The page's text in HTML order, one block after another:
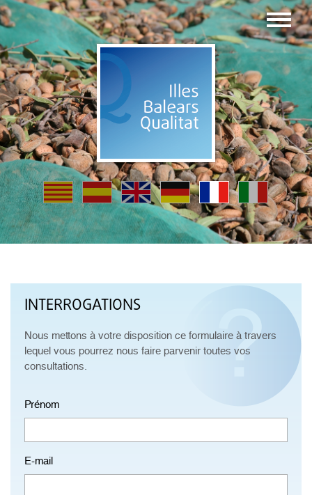
INTERROGATIONS
Nous mettons à votre disposition ce formulaire à travers
lequel vous pourrez nous faire parvenir toutes vos
consultations.
Prénom
E-mail